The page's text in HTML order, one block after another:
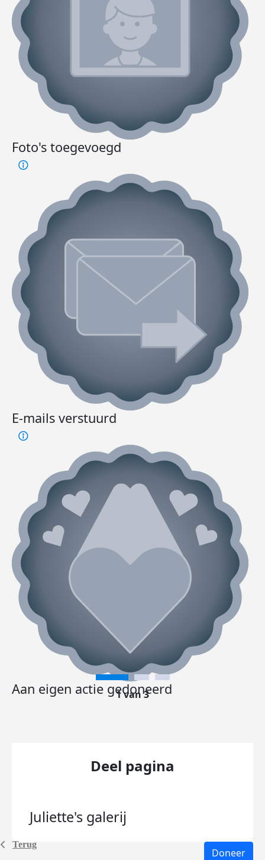
Terug
Foto's toegevoegd
E-mails verstuurd
Aan eigen actie gedoneerd
1 van 3
Deel pagina
Juliette's galerij
Doneer